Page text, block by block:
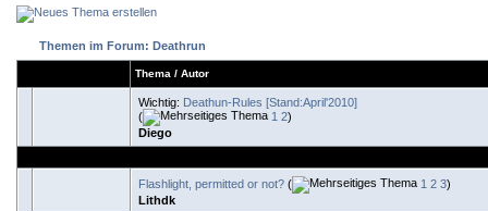
Themen im Forum: Deathrun
Thema / Autor
Wichtig: Deathun-Rules [Stand:April'2010]
(
1 2)
Diego
Flashlight, permitted or not? ( 1 2 3)
Lithdk